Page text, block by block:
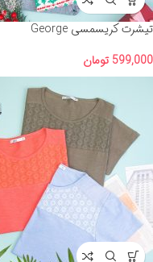
تیشرت کریسمسی George
599,000 تومان